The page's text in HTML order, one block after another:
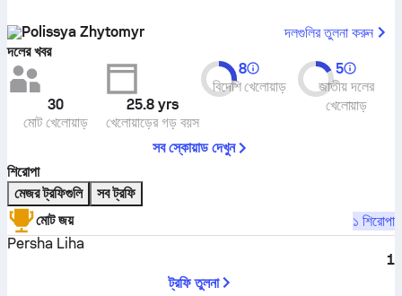
Polissya Zhytomyr
দলগুলির তুলনা করুন
দলের খবর
30
মোট খেলোয়াড়
25.8 yrs
খেলোয়াড়ের গড় বয়স
8
বিদেশি খেলোয়াড়
5
জাতীয় দলের
খেলোয়াড়
সব স্কোয়াড দেখুন
শিরোপা
মেজর ট্রফিগুলি
সব ট্রফি
মোট জয়
১ শিরোপা
Persha Liha
1
ট্রফি তুলনা